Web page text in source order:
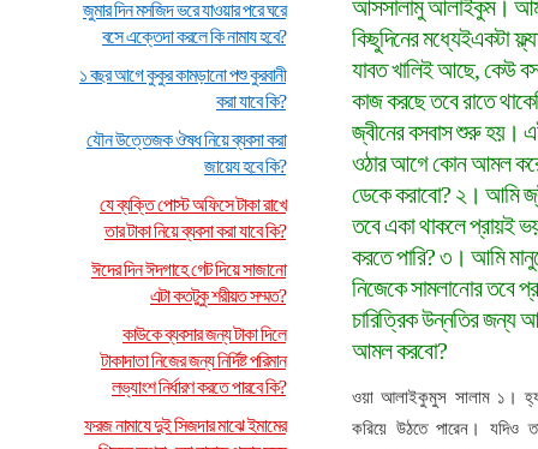
জুমার দিন মসজিদ ভরে যাওয়ার পরে ঘরে
বসে এক্তেদা করলে কি নামায হবে?
১ বছর আগে কুকুর কামড়ানো পশু কুরবানী
করা যাবে কি?
যৌন উত্তেজক ঔষধ নিয়ে ব্যবসা করা
জায়েয হবে কি?
যে ব্যক্তি পোস্ট অফিসে টাকা রাখে
তার টাকা নিয়ে ব্যবসা করা যাবে কি?
ঈদের দিন ঈদগাহে গেট দিয়ে সাজানো
এটা কতটুকু শরীয়ত সম্মত?
কাউকে ব্যবসার জন্য টাকা দিলে
টাকাদাতা নিজের জন্য নির্দিষ্ট পরিমান
লভ্যাংশ নির্ধারণ করতে পারবে কি?
ফরজ নামাযে দুই সিজদার মাঝে ইমামের
আসসালামু আলাইকুম।
কিছুদিনের মধ্যেইএকটা
যাবত খালিই আছে, কেউ
কাজ করছে তবে রাতে
জ্বীনের বসবাস শুরু হয়।
ওঠার আগে কোন আমল করে
ডেকে করাবো? ২। আমি
তবে একা থাকলে প্রায়ই
করতে পারি? ৩। আমি
নিজেকে সামলানোর তবে
চারিত্রিক উন্নতির জন্য
আমল করবো?
ওয়া আলাইকুমুস সালাম ১।
করিয়ে উঠতে পারেন।